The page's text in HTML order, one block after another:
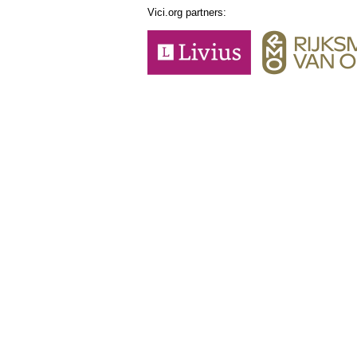
Vici.org partners: